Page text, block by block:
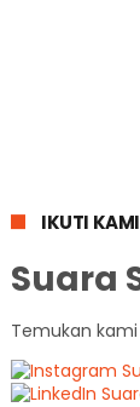
IKUTI KAMI
Suara
Temukan